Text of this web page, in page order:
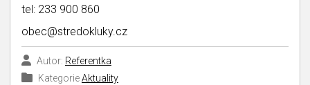
tel: 233 900 860
obec@stredokluky.cz
Autor: Referentka
KategorieAktuality